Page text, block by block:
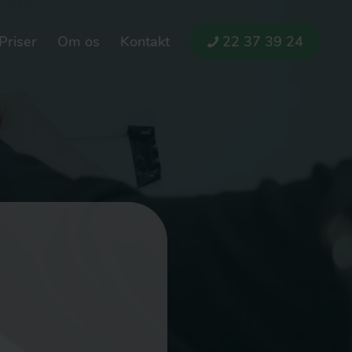
Priser Om os Kontakt 22 37 39 24